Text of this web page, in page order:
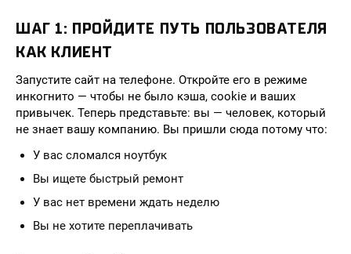
ШАГ 1: ПРОЙДИТЕ ПУТЬ ПОЛЬЗОВАТЕЛЯ
КАК КЛИЕНТ
Запустите сайт на телефоне. Откройте его в режиме
инкогнито — чтобы не было кэша, cookie и ваших
привычек. Теперь представьте: вы — человек, который
не знает вашу компанию. Вы пришли сюда потому что:
У вас сломался ноутбук
Вы ищете быстрый ремонт
У вас нет времени ждать неделю
Вы не хотите переплачивать